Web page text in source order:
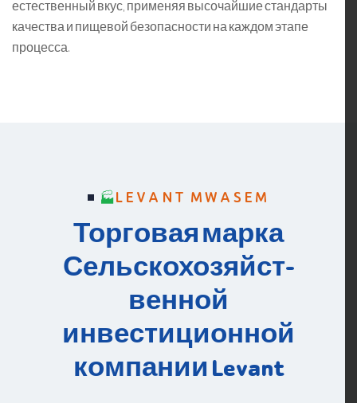
естественный вкус, применяя высочайшие стандарты
качества и пищевой безопасности на каждом этапе
процесса.
LEVANT MWASEM
Торговая марка
Сельскохозяйст-
венной
инвестиционной
компании Levant